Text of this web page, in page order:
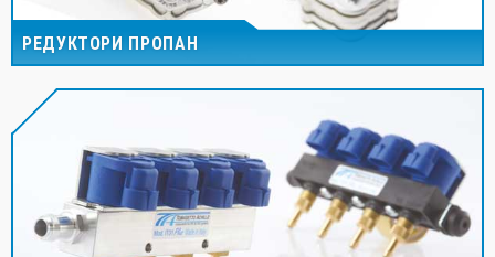
РЕДУКТОРИ ПРОПАН